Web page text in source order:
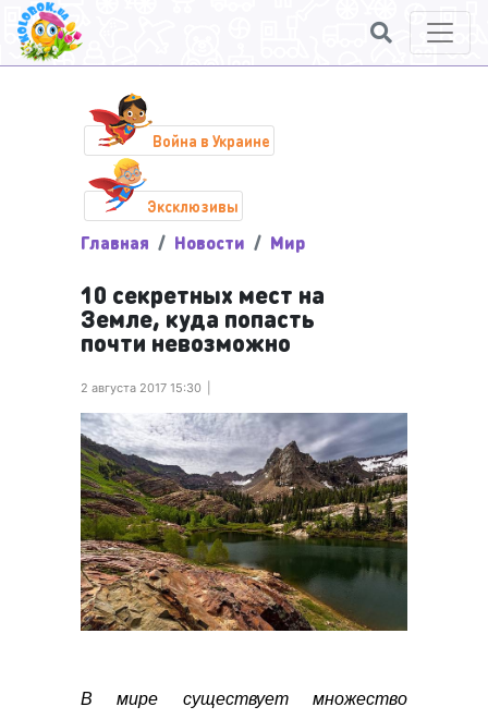
Война в Украине
Эксклюзивы
Главная Новости Мир
10 секретных мест на
Земле, куда попасть
почти невозможно
2 августа 2017 15:30
В мире существует множество